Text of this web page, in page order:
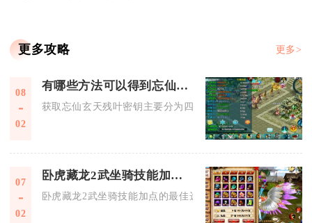
更多攻略 更多>
08
02
有哪些方法可以得到忘仙玄天残叶密钥
获取忘仙玄天残叶密钥主要分为四类稳定渠道，包含限时商
07
02
卧虎藏龙2武坐骑技能加点的最佳选择是什么
卧虎藏龙2武坐骑技能加点的最佳选择是：PVE输出流优先